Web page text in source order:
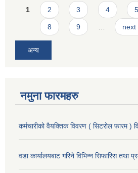
Pages
1 2 3 4 5
8 9 next
अन्य
नमुना फारमहरु
कर्मचारीको वैयक्तिक विवरण ( सिटरोल फारम )
वडा कार्यालयबाट गरिने विभिन्न सिफारिस तथा